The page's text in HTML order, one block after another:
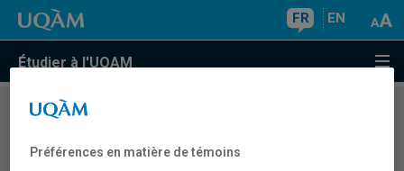
FR EN
Étudier à l'UQAM
COURS//
langue seconde
Préférences en matière de témoins